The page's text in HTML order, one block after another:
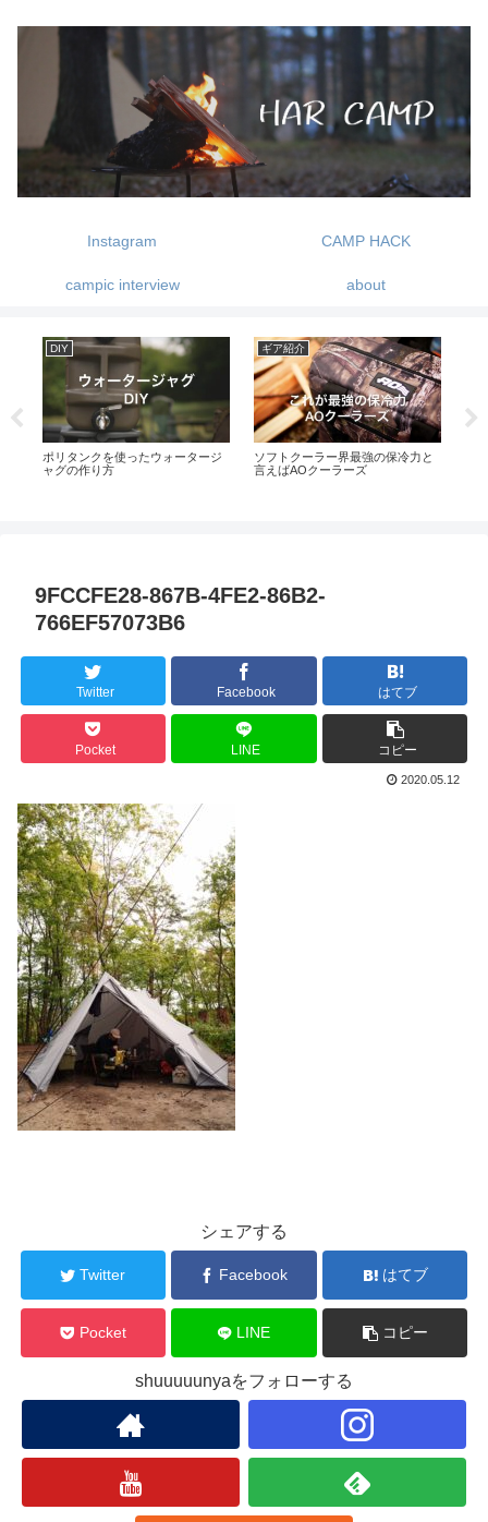
Instagram CAMP HACK
campic interview about
DIY
ポリタンクを使ったウォータージ
ャグの作り方
ギア紹介
ソフトクーラー界最強の保冷力と
言えばAOクーラーズ
9FCCFE28-867B-4FE2-86B2-
766EF57073B6
Twitter Facebook はてブ
Pocket LINE コピー
2020.05.12
シェアする
Twitter Facebook はてブ
Pocket LINE コピー
shuuuuunyaをフォローする